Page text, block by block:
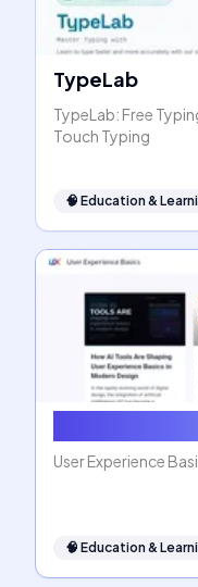
TypeLab
TypeLab: Free
Touch Typing
🧠 Education &
User Experience
🧠 Education &